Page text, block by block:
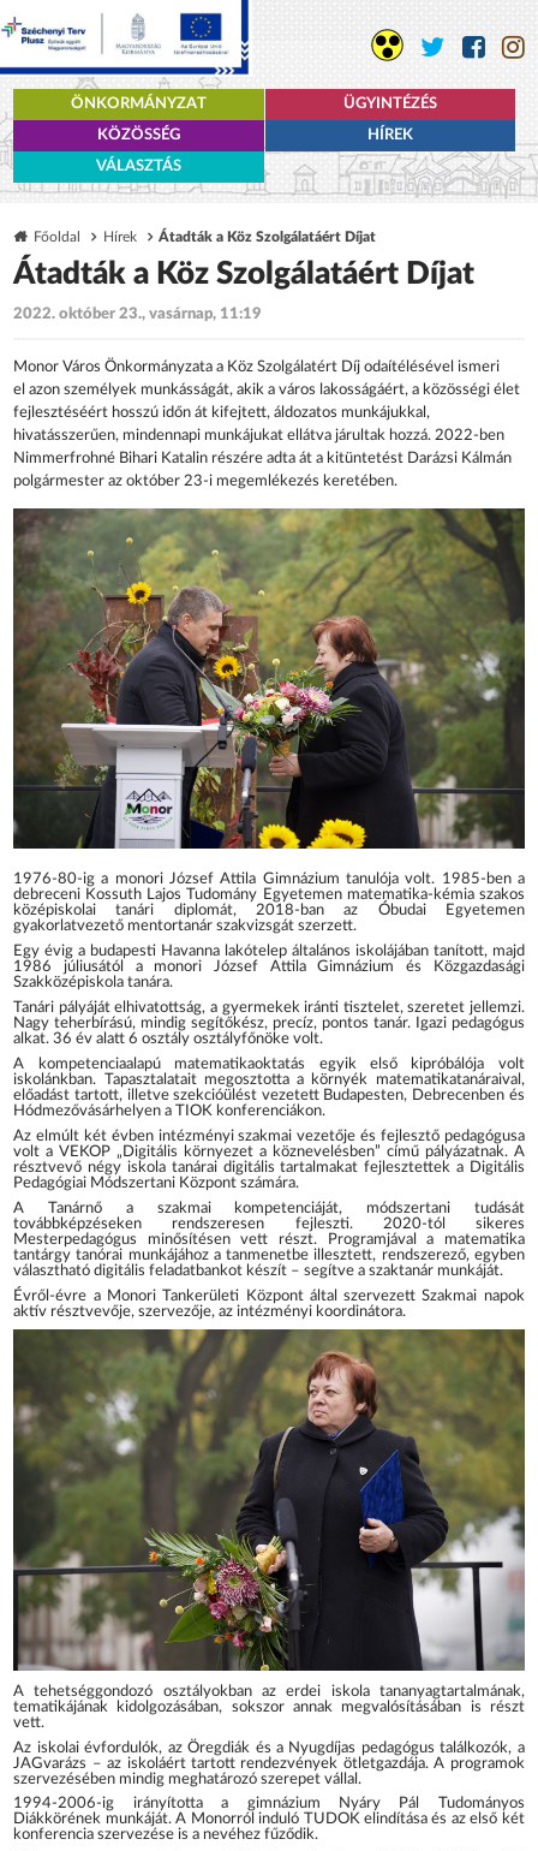
ÖNKORMÁNYZAT
ÜGYINTÉZÉS
KÖZÖSSÉG
HÍREK
VÁLASZTÁS
Főoldal Hírek Átadták a Köz Szolgálatáért Díjat
Átadták a Köz Szolgálatáért Díjat
2022. október 23., vasárnap, 11:19
Monor Város Önkormányzata a Köz Szolgálatért Díj odaítélésével ismeri
el azon személyek munkásságát, akik a város lakosságáért, a közösségi élet
fejlesztéséért hosszú időn át kifejtett, áldozatos munkájukkal,
hivatásszerűen, mindennapi munkájukat ellátva járultak hozzá. 2022-ben
Nimmerfrohné Bihari Katalin részére adta át a kitüntetést Darázsi Kálmán
polgármester az október 23-i megemlékezés keretében.
1976-80-ig a monori József Attila Gimnázium tanulója volt. 1985-ben a
debreceni Kossuth Lajos Tudomány Egyetemen matematika-kémia szakos
középiskolai tanári diplomát, 2018-ban az Óbudai Egyetemen
gyakorlatvezető mentortanár szakvizsgát szerzett.
Egy évig a budapesti Havanna lakótelep általános iskolájában tanított, majd
1986 júliusától a monori József Attila Gimnázium és Közgazdasági
Szakközépiskola tanára.
Tanári pályáját elhivatottság, a gyermekek iránti tisztelet, szeretet jellemzi.
Nagy teherbírású, mindig segítőkész, precíz, pontos tanár. Igazi pedagógus
alkat. 36 év alatt 6 osztály osztályfőnöke volt.
A kompetenciaalapú matematikaoktatás egyik első kipróbálója volt
iskolánkban. Tapasztalatait megosztotta a környék matematikatanáraival,
előadást tartott, illetve szekcióülést vezetett Budapesten, Debrecenben és
Hódmezővásárhelyen a TIOK konferenciákon.
Az elmúlt két évben intézményi szakmai vezetője és fejlesztő pedagógusa
volt a VEKOP „Digitális környezet a köznevelésben” című pályázatnak. A
résztvevő négy iskola tanárai digitális tartalmakat fejlesztettek a Digitális
Pedagógiai Módszertani Központ számára.
A Tanárnő a szakmai kompetenciáját, módszertani tudását
továbbképzéseken rendszeresen fejleszti. 2020-tól sikeres
Mesterpedagógus minősítésen vett részt. Programjával a matematika
tantárgy tanórai munkájához a tanmenetbe illesztett, rendszerező, egyben
választható digitális feladatbankot készít – segítve a szaktanár munkáját.
Évről-évre a Monori Tankerületi Központ által szervezett Szakmai napok
aktív résztvevője, szervezője, az intézményi koordinátora.
A tehetséggondozó osztályokban az erdei iskola tananyagtartalmának,
tematikájának kidolgozásában, sokszor annak megvalósításában is részt
vett.
Az iskolai évfordulók, az Öregdiák és a Nyugdíjas pedagógus találkozók, a
JAGvarázs – az iskoláért tartott rendezvények ötletgazdája. A programok
szervezésében mindig meghatározó szerepet vállal.
1994-2006-ig irányította a gimnázium Nyáry Pál Tudományos
Diákkörének munkáját. A Monorról induló TUDOK elindítása és az első két
konferencia szervezése is a nevéhez fűződik.